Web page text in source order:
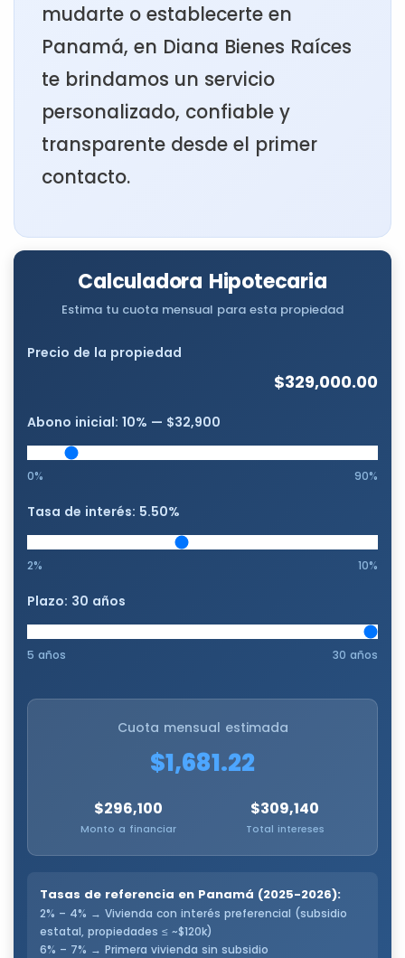
mudarte o establecerte en
Panamá, en Diana Bienes Raíces
te brindamos un servicio
personalizado, confiable y
transparente desde el primer
contacto.
Calculadora Hipotecaria
Estima tu cuota mensual para esta propiedad
Precio de la propiedad
$329,000.00
Abono inicial: 10% — $32,900
0% 90%
Tasa de interés: 5.50%
2% 10%
Plazo: 30 años
5 años 30 años
Cuota mensual estimada
$1,681.22
$296,100
Monto a financiar
$309,140
Total intereses
Tasas de referencia en Panamá (2025-2026):
2% – 4% → Vivienda con interés preferencial (subsidio
estatal, propiedades ≤ ~$120k)
6% – 7% → Primera vivienda sin subsidio